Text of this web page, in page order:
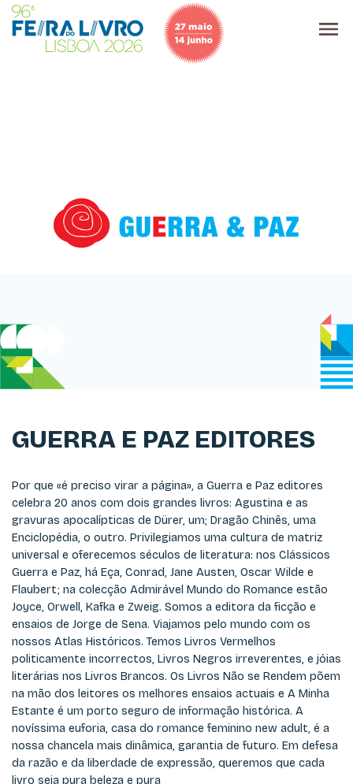
GUERRA E PAZ EDITORES
Por que «é preciso virar a página», a Guerra e Paz editores
celebra 20 anos com dois grandes livros: Agustina e as
gravuras apocalípticas de Dürer, um; Dragão Chinês, uma
Enciclopédia, o outro. Privilegiamos uma cultura de matriz
universal e oferecemos séculos de literatura: nos Clássicos
Guerra e Paz, há Eça, Conrad, Jane Austen, Oscar Wilde e
Flaubert; na colecção Admirável Mundo do Romance estão
Joyce, Orwell, Kafka e Zweig. Somos a editora da ficção e
ensaios de Jorge de Sena. Viajamos pelo mundo com os
nossos Atlas Históricos. Temos Livros Vermelhos
politicamente incorrectos, Livros Negros irreverentes, e jóias
literárias nos Livros Brancos. Os Livros Não se Rendem põem
na mão dos leitores os melhores ensaios actuais e A Minha
Estante é um porto seguro de informação histórica. A
novíssima euforia, casa do romance feminino new adult, é a
nossa chancela mais dinâmica, garantia de futuro. Em defesa
da razão e da liberdade de expressão, queremos que cada
livro seja pura beleza e pura